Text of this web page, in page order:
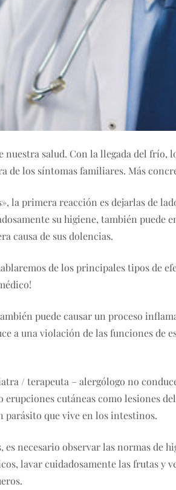
salud. Con la llegada del frío,
de los síntomas familiares. Más
la primera reacción es dejarlas de
su higiene, también puede
causa de sus dolencias.
de los principales tipos de
puede causar un proceso
a una violación de las funciones de
/ terapeuta – alergólogo no
erupciones cutáneas como lesiones
parásito que vive en los intestinos.
necesario observar las normas de
lavar cuidadosamente las frutas y